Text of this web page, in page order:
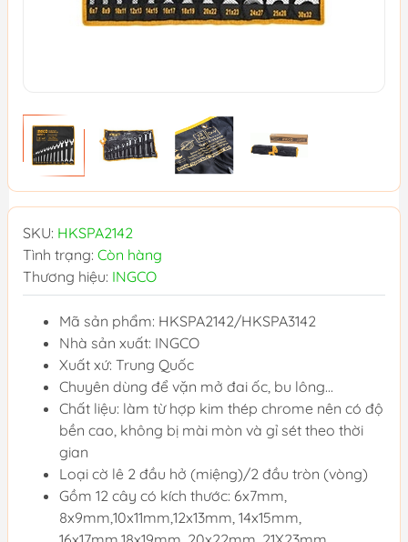
SKU: HKSPA2142
Tình trạng: Còn hàng
Thương hiệu: INGCO
Mã sản phẩm: HKSPA2142/HKSPA3142
Nhà sản xuất: INGCO
Xuất xứ: Trung Quốc
Chuyên dùng để vặn mở đai ốc, bu lông...
Chất liệu: làm từ hợp kim thép chrome nên có độ
bền cao, không bị mài mòn và gỉ sét theo thời
gian
Loại cờ lê 2 đầu hở (miệng)/2 đầu tròn (vòng)
Gồm 12 cây có kích thước: 6x7mm,
8x9mm,10x11mm,12x13mm, 14x15mm,